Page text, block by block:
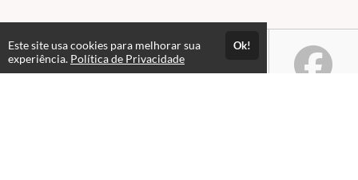
Este site usa cookies para melhorar sua
experiência. Política de Privacidade
Ok!